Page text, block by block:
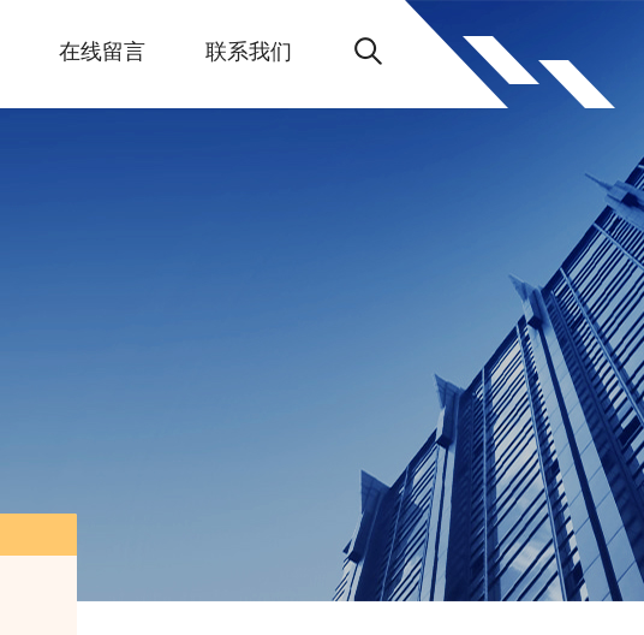
在线留言 联系我们